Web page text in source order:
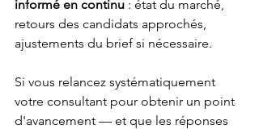
informé en continu : état du marché,
retours des candidats approchés,
ajustements du brief si nécessaire.
Si vous relancez systématiquement
votre consultant pour obtenir un point
d'avancement — et que les réponses